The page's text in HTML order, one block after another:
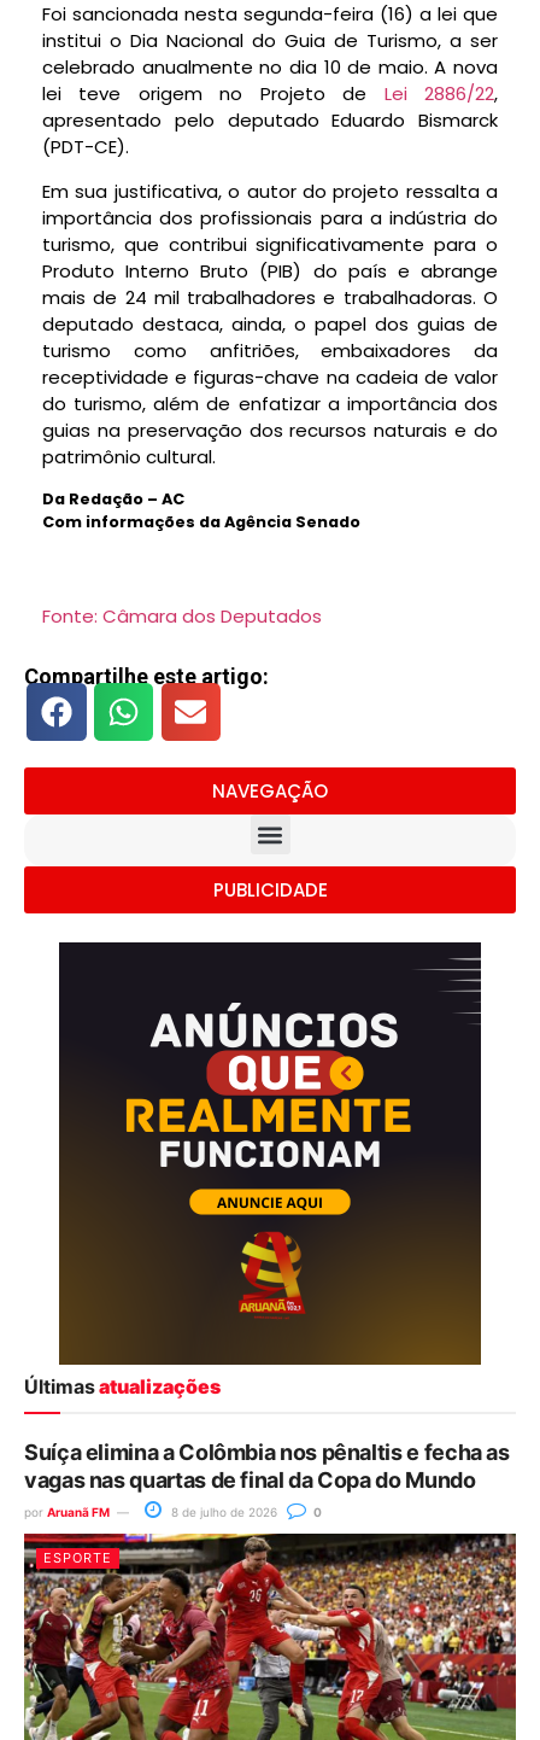
Foi sancionada nesta segunda-feira (16) a lei que
institui o Dia Nacional do Guia de Turismo, a ser
celebrado anualmente no dia 10 de maio. A nova
lei teve origem no Projeto de Lei 2886/22,
apresentado pelo deputado Eduardo Bismarck
(PDT-CE).
Em sua justificativa, o autor do projeto ressalta a
importância dos profissionais para a indústria do
turismo, que contribui significativamente para o
Produto Interno Bruto (PIB) do país e abrange
mais de 24 mil trabalhadores e trabalhadoras. O
deputado destaca, ainda, o papel dos guias de
turismo como anfitriões, embaixadores da
receptividade e figuras-chave na cadeia de valor
do turismo, além de enfatizar a importância dos
guias na preservação dos recursos naturais e do
patrimônio cultural.
Da Redação – AC
Com informações da Agência Senado
Fonte: Câmara dos Deputados
Compartilhe este artigo:
NAVEGAÇÃO
PUBLICIDADE
Últimasatualizações
Suíça elimina a Colômbia nos pênaltis e fecha as
vagas nas quartas de final da Copa do Mundo
por Aruanã FM 8 de julho de 2026 0
ESPORTE